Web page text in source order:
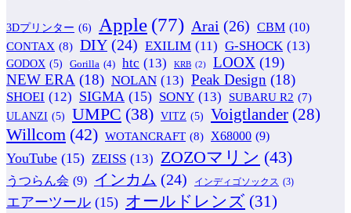
3Dプリンター (6) Apple (77) Arai (26) CBM (10)
CONTAX (8) DIY (24) EXILIM (11) G-SHOCK (13)
GODOX (5) Gorilla (4) htc (13) KRB (2) LOOX (19)
NEW ERA (18) NOLAN (13) Peak Design (18)
SHOEI (12) SIGMA (15) SONY (13) SUBARU R2 (7)
ULANZI (5) UMPC (38) VITZ (5) Voigtlander (28)
Willcom (42) WOTANCRAFT (8) X68000 (9)
YouTube (15) ZEISS (13) ZOZOマリン (43)
うつらん会 (9) インカム (24) インディゴソックス (3)
エアーツール (15) オールドレンズ (31)